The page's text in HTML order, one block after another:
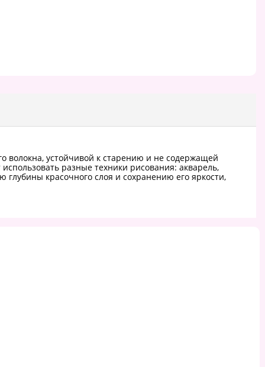
волокна, устойчивой к старению и не содержащей
разные техники рисования: акварель,
красочного слоя и сохранению его яркости,